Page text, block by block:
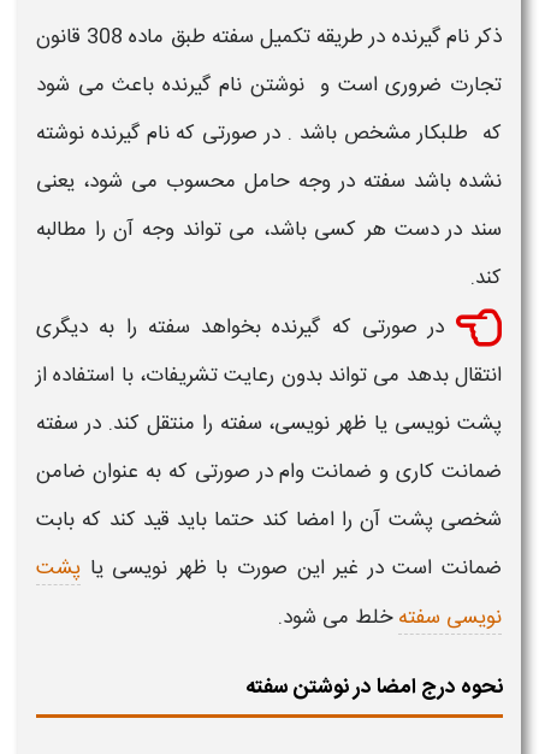
ذکر نام گیرنده در طریقه تکمیل سفته
طبق ماده 308 قانون
تجارت ضروری است و نوشتننام گیرنده باعث می شود
که طلبکار مشخص باشد . در صورتی که نام گیرنده نوشته
نشده باشد سفته در وجه حامل محسوب می شود، یعنی
سند در دست هر کسی باشد، می تواند وجه آن را مطالبه
کند.
در صورتی که گیرنده بخواهد سفته را به دیگری
انتقال بدهد می تواند بدون رعایت تشریفات، با استفاده از
پشت نویسی یا ظهر نویسی، سفته را منتقل کند. در سفته
ضمانت کاری و ضمانت وامدر صورتی که به عنوان ضامن
شخصی پشت آن را امضا کند حتما باید قید کند که بابت
ضمانت است در غیر این صورت با ظهر نویسی یا پشت
نویسی سفتهخلط می شود.
نحوه درج امضا در نوشتن سفته